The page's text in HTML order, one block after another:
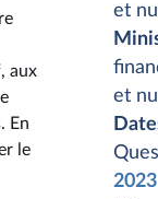
aux
En
le
et
et
2023